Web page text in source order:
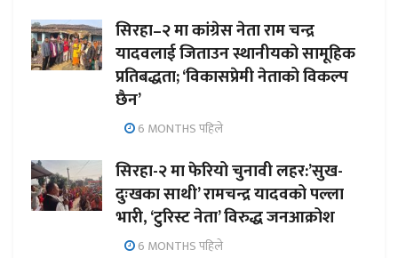
सिरहा–२ मा कांग्रेस नेता राम चन्द्र
यादवलाई जिताउन स्थानीयको सामूहिक
प्रतिबद्धता; ‘विकासप्रेमी नेताको विकल्प
छैन’
6 MONTHS पहिले
सिरहा-२ मा फेरियो चुनावी लहर:’सुख-
दुःखका साथी’ रामचन्द्र यादवको पल्ला
भारी, ‘टुरिस्ट नेता’ विरुद्ध जनआक्रोश
6 MONTHS पहिले